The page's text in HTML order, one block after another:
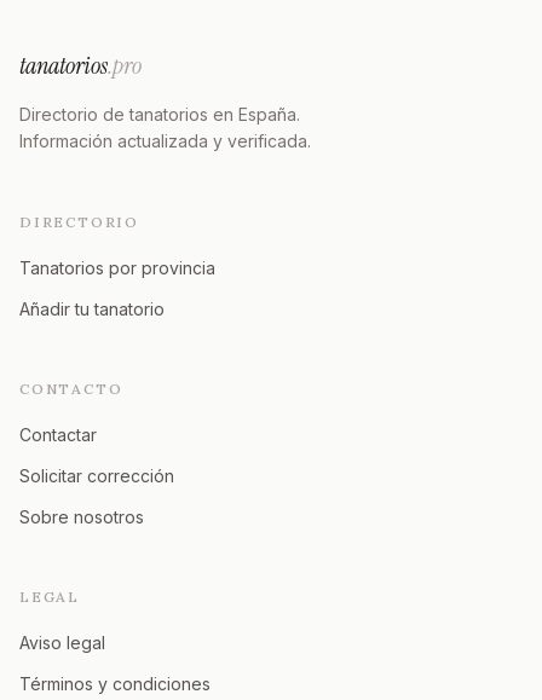
tanatorios.pro
Directorio de tanatorios en España.
Información actualizada y verificada.
DIRECTORIO
Tanatorios por provincia
Añadir tu tanatorio
CONTACTO
Contactar
Solicitar corrección
Sobre nosotros
LEGAL
Aviso legal
Términos y condiciones